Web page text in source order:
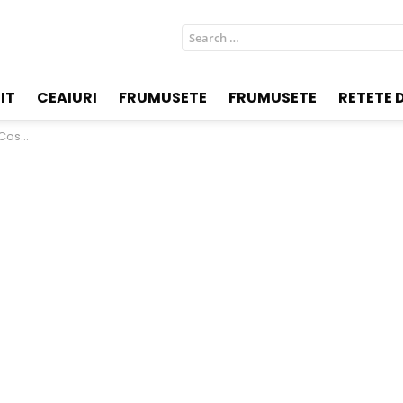
Search
for:
CEAIURI FRUMUSETE FRUMUSETE RETETE
dietă!